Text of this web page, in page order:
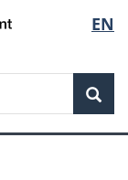
de
la
EN